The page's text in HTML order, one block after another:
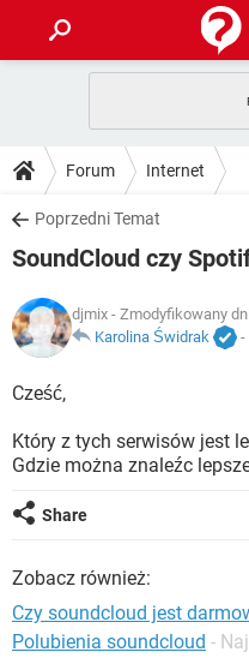
GRY
SPOTIFY
INSTAGRAM
WINDOWS 10
PORADY
PlayStation
INSTAGRAM
WINDOWS 10
DO POBRANIA
ANDROID
GRY
IOS
INSTAGRAM
COVID-19
GRY
SPOTIFY
INSTAGRAM
ARTYKUŁY
COVID-19
SPOTIFY
INSTAGRAM
Forum Internet
Poprzedni Temat
SoundCloud czy
djmix - Zmodyfikowany
Karolina Świdrak
-
Cześć,
Który z tych serwisów jest
Gdzie można znaleźc
Share
Zobacz również:
Czy soundcloud jest
Polubienia soundcloud -